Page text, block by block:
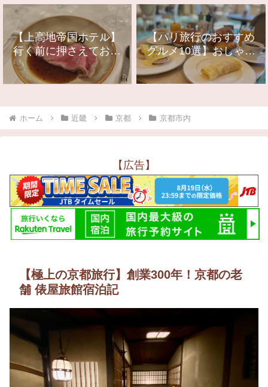
【上高地帝国ホテル】
行く前に押さえておき
たいレストラン情報ま
とめ
【パリ旅行のおすすめ
グルメ10選】おしゃれ
でおいしいお店をご紹
介
ホーム 近畿 京都 京都市内
【広告】
【極上の京都旅行】創業300年！京都の老
舗 俵屋旅館宿泊記